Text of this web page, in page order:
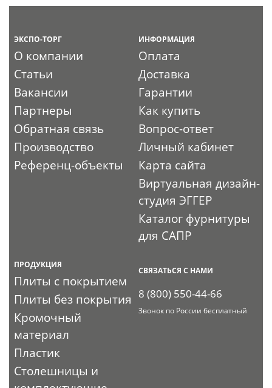
ЭКСПО-ТОРГ
О компании
Статьи
Вакансии
Партнеры
Обратная связь
Производство
Референц-объекты
ИНФОРМАЦИЯ
Оплата
Доставка
Гарантии
Как купить
Вопрос-ответ
Личный кабинет
Карта сайта
Виртуальная дизайн-
студия ЭГГЕР
Каталог фурнитуры
для САПР
ПРОДУКЦИЯ
Плиты с покрытием
Плиты без покрытия
Кромочный
материал
Пластик
Столешницы и
СВЯЗАТЬСЯ С НАМИ
8 (800) 550-44-66
Звонок по России бесплатный